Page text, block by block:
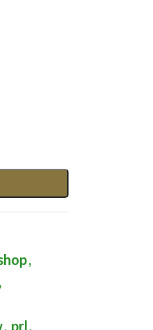
,
,
, prl,